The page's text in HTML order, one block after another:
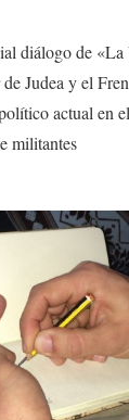
diálogo de
Judea y el
actual en
militantes